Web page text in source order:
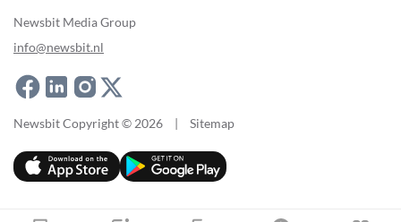
Newsbit Media Group
info@newsbit.nl
Newsbit Copyright © 2026 | Sitemap